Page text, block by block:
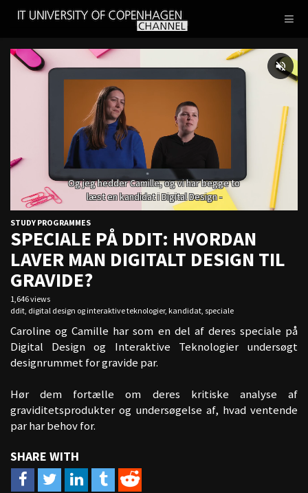
IT
COPENHAGEN
STUDY PROGRAMMES
SPECIALE PÅ DDIT: HVORDAN
LAVER MAN DIGITALT DESIGN TIL
GRAVIDE?
1,646 views
ddit, digital design og interaktive teknologier, kandidat, speciale
Caroline og Camille har som en del af deres speciale på
Digital Design og Interaktive Teknologier undersøgt
designrummet for gravide par.
Hør dem fortælle om deres kritiske analyse af
graviditetsprodukter og undersøgelse af, hvad ventende
par har behov for.